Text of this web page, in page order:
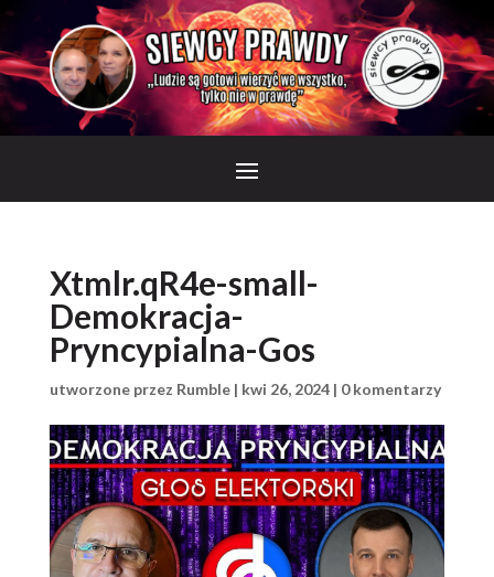
Xtmlr.qR4e-small-
Demokracja-
Pryncypialna-Gos
utworzone przez Rumble| kwi 26, 2024| 0 komentarzy